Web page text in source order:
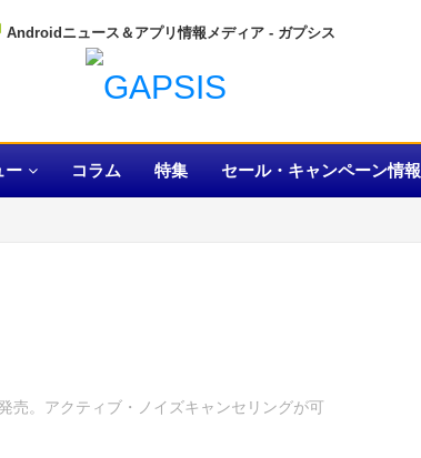
Androidニュース＆アプリ情報メディア
ー コラム 特集 セール・キャンペーン情報
売。アクティブ・ノイズキャンセリングが可